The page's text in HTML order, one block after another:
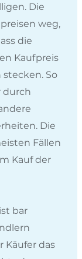
Die
weg,
die
Kaufpreis
So
durch
Die
Fällen
Kauf der
bar
Käufer das